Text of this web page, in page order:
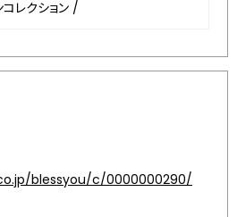
レクション /
blessyou/c/0000000290/